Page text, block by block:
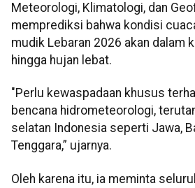
Meteorologi, Klimatologi, dan
memprediksi bahwa kondisi
mudik Lebaran 2026 akan dalam
hingga hujan lebat.
"Perlu kewaspadaan khusus
bencana hidrometeorologi,
selatan Indonesia seperti Jawa,
Tenggara,” ujarnya.
Oleh karena itu, ia meminta